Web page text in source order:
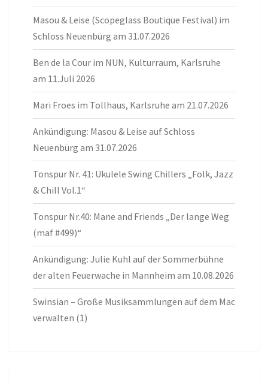
Masou & Leise (Scopeglass Boutique Festival) im
Schloss Neuenbürg am 31.07.2026
Ben de la Cour im NUN, Kulturraum, Karlsruhe
am 11.Juli 2026
Mari Froes im Tollhaus, Karlsruhe am 21.07.2026
Ankündigung: Masou & Leise auf Schloss
Neuenbürg am 31.07.2026
Tonspur Nr. 41: Ukulele Swing Chillers „Folk, Jazz
& Chill Vol.1“
Tonspur Nr.40: Mane and Friends „Der lange Weg
(maf #499)“
Ankündigung: Julie Kuhl auf der Sommerbühne
der alten Feuerwache in Mannheim am 10.08.2026
Swinsian – Große Musiksammlungen auf dem Mac
verwalten (1)